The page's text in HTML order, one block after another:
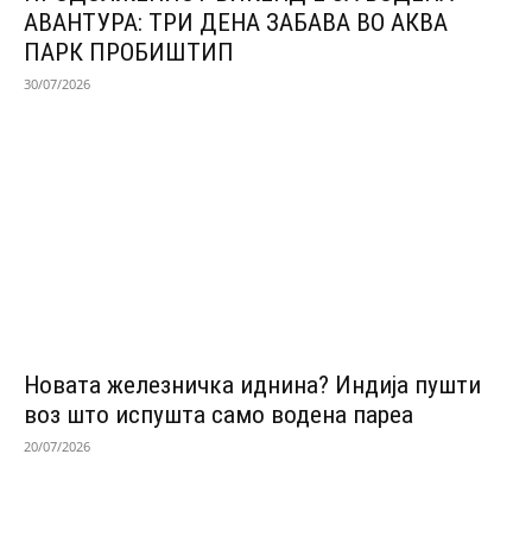
АВАНТУРА: ТРИ ДЕНА ЗАБАВА ВО АКВА
ПАРК ПРОБИШТИП
30/07/2026
Новата железничка иднина? Индија пушти
воз што испушта само водена пареа
20/07/2026